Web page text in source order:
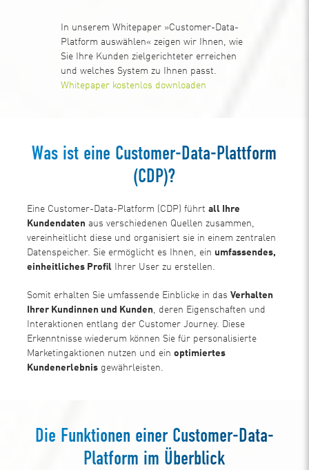
In unserem Whitepaper »Customer-Data-
Platform auswählen« zeigen wir Ihnen, wie
Sie Ihre Kunden zielgerichteter erreichen
und welches System zu Ihnen passt.
Whitepaper kostenlos downloaden
Was ist eine Customer-Data-Plattform
(CDP)?
Eine Customer-Data-Platform (CDP) führtall Ihre
Kundendaten aus verschiedenen Quellen zusammen,
vereinheitlicht diese und organisiert sie in einem zentralen
Datenspeicher. Sie ermöglicht es Ihnen, ein umfassendes,
einheitliches Profil Ihrer User zu erstellen.
Somit erhalten Sie umfassende Einblicke in dasVerhalten
Ihrer Kundinnen und Kunden, deren Eigenschaften und
Interaktionen entlang der Customer Journey. Diese
Erkenntnisse wiederum können Sie für personalisierte
Marketingaktionen nutzen und einoptimiertes
Kundenerlebnis gewährleisten.
Die Funktionen einer Customer-Data-
Platform im Überblick